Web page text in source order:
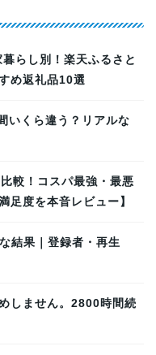
らし別！楽天ふるさと
め返礼品10選
いくら違う？リアルな
較！コスパ最強・最悪
足度を本音レビュー】
結果｜登録者・再生
しません。2800時間続